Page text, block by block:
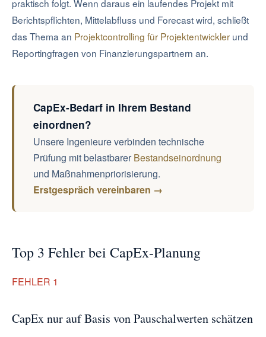
praktisch folgt. Wenn daraus ein laufendes Projekt mit
Berichtspflichten, Mittelabfluss und Forecast wird, schließt
das Thema an Projektcontrolling für Projektentwickler und
Reportingfragen von Finanzierungspartnern an.
CapEx-Bedarf in Ihrem Bestand
einordnen?
Unsere Ingenieure verbinden technische
Prüfung mit belastbarerBestandseinordnung
und Maßnahmenpriorisierung.
Erstgespräch vereinbaren →
Top 3 Fehler bei CapEx-Planung
FEHLER 1
CapEx nur auf Basis von Pauschalwerten schätzen